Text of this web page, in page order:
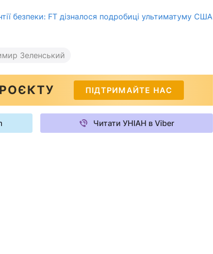
безпеки: FT дізналося подробиці ультиматуму США
Зеленський
ПІДТРИМАЙТЕ НАС
Читати УНІАН в Viber